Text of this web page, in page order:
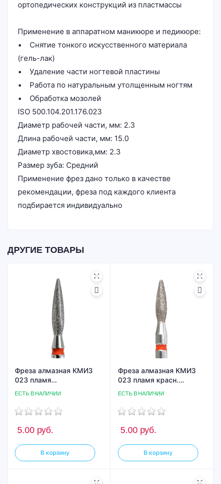
ортопедических конструкций из пластмассы
Применение в аппаратном маникюре и педикюре:
• Снятие тонкого искусственного материала
(гель-лак)
• Удаление части ногтевой пластины
• Работа по натуральным утолщенным ногтям
• Обработка мозолей
ISO 500.104.201.176.023
Диаметр рабочей части, мм: 2.3
Длина рабочей части, мм: 15.0
Диаметр хвостовика,мм: 2.3
Размер зуба: Средний
Применение фрез дано только в качестве
рекомендации, фреза под каждого клиента
подбирается индивидуально
ДРУГИЕ ТОВАРЫ
Фреза алмазная КМИЗ
023 пламя
ЕСТЬ В НАЛИЧИИ
5.00 руб.
В корзину
Фреза алмазная КМИЗ
023 пламя красн.
ЕСТЬ В НАЛИЧИИ
5.00 руб.
В корзину